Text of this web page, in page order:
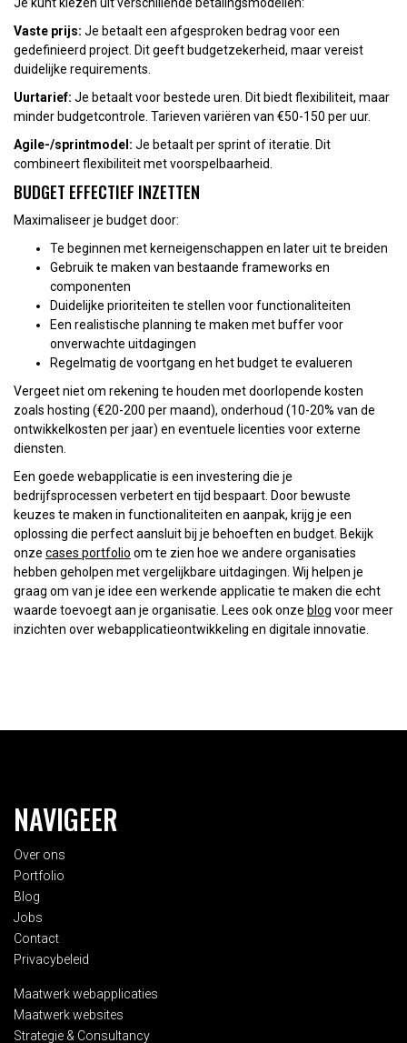
Vaste prijs: Je betaalt een afgesproken bedrag voor een
gedefinieerd project. Dit geeft budgetzekerheid, maar vereist
duidelijke requirements.
Uurtarief: Je betaalt voor bestede uren. Dit biedt flexibiliteit, maar
minder budgetcontrole. Tarieven variëren van €50-150 per uur.
Agile-/sprintmodel: Je betaalt per sprint of iteratie. Dit
combineert flexibiliteit met voorspelbaarheid.
BUDGET EFFECTIEF INZETTEN
Maximaliseer je budget door:
Te beginnen met kerneigenschappen en later uit te breiden
Gebruik te maken van bestaande frameworks en
componenten
Duidelijke prioriteiten te stellen voor functionaliteiten
Een realistische planning te maken met buffer voor
onverwachte uitdagingen
Regelmatig de voortgang en het budget te evalueren
Vergeet niet om rekening te houden met doorlopende kosten
zoals hosting (€20-200 per maand), onderhoud (10-20% van de
ontwikkelkosten per jaar) en eventuele licenties voor externe
diensten.
Een goede webapplicatie is een investering die je
bedrijfsprocessen verbetert en tijd bespaart. Door bewuste
keuzes te maken in functionaliteiten en aanpak, krijg je een
oplossing die perfect aansluit bij je behoeften en budget. Bekijk
onze cases portfolio om te zien hoe we andere organisaties
hebben geholpen met vergelijkbare uitdagingen. Wij helpen je
graag om van je idee een werkende applicatie te maken die echt
waarde toevoegt aan je organisatie. Lees ook onze blog voor meer
inzichten over webapplicatieontwikkeling en digitale innovatie.
NAVIGEER
Over ons
Portfolio
Blog
Jobs
Contact
Privacybeleid
Maatwerk webapplicaties
Maatwerk websites
Strategie & Consultancy